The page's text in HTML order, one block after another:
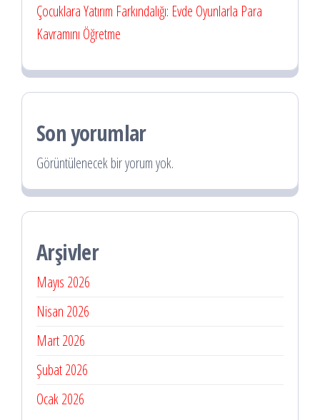
Çocuklara Yatırım Farkındalığı: Evde Oyunlarla Para
Kavramını Öğretme
Son yorumlar
Görüntülenecek bir yorum yok.
Arşivler
Mayıs 2026
Nisan 2026
Mart 2026
Şubat 2026
Ocak 2026